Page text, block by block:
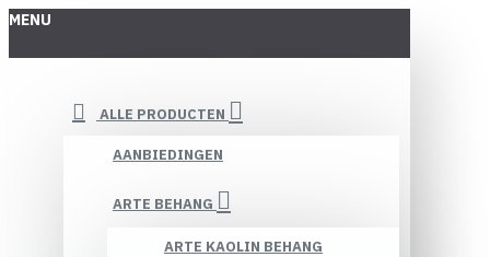
MENU
ALLE PRODUCTEN
AANBIEDINGEN
ARTE BEHANG
ARTE KAOLIN BEHANG